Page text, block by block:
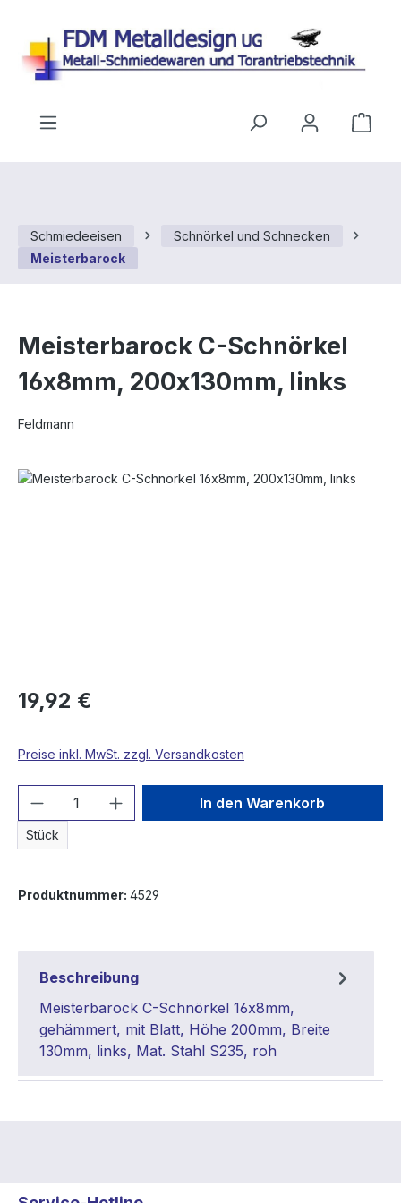
Schmiedeeisen
Schnörkel und Schnecken
Meisterbarock
Meisterbarock C-Schnörkel
16x8mm, 200x130mm, links
Feldmann
Bildergalerie überspringen
19,92 €
Preise inkl. MwSt. zzgl. Versandkosten
Produkt Anzahl: Gib den
Stück
In den Warenkorb
Produktnummer: 4529
Beschreibung
Meisterbarock C-Schnörkel 16x8mm,
gehämmert, mit Blatt, Höhe 200mm, Breite
130mm, links, Mat. Stahl S235, roh